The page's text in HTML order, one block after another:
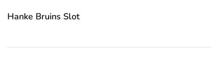
Hanke Bruins Slot